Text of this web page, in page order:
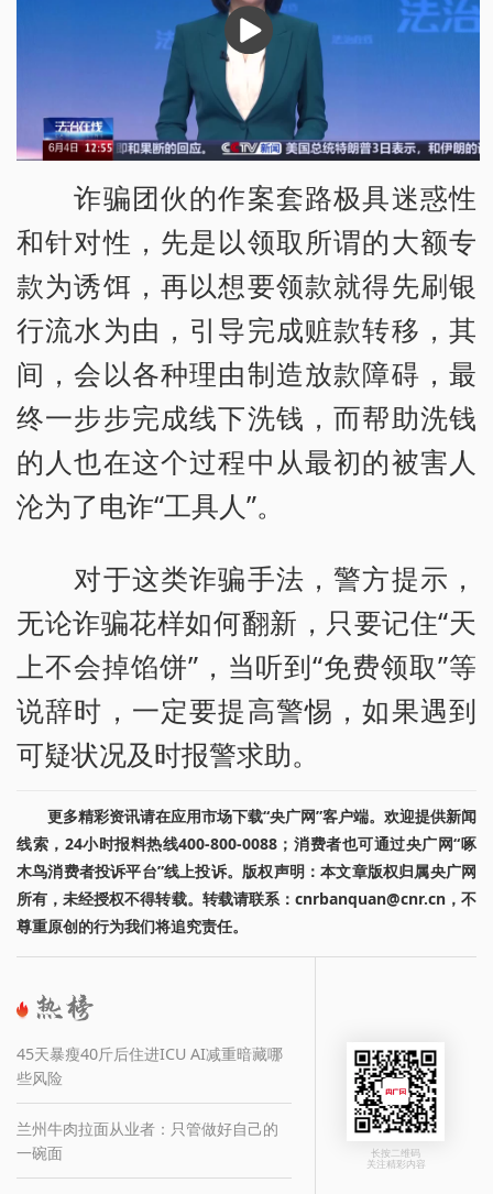
播
放
诈骗团伙的作案套路极具迷惑性
和针对性，先是以领取所谓的大额专
款为诱饵，再以想要领款就得先刷银
行流水为由，引导完成赃款转移，其
间，会以各种理由制造放款障碍，最
终一步步完成线下洗钱，而帮助洗钱
的人也在这个过程中从最初的被害人
沦为了电诈“工具人”。
对于这类诈骗手法，警方提示，
无论诈骗花样如何翻新，只要记住“天
上不会掉馅饼”，当听到“免费领取”等
说辞时，一定要提高警惕，如果遇到
可疑状况及时报警求助。
更多精彩资讯请在应用市场下载“央广网”客户端。欢迎提供新闻
线索，24小时报料热线400-800-0088；消费者也可通过央广网“啄
木鸟消费者投诉平台”线上投诉。版权声明：本文章版权归属央广网
所有，未经授权不得转载。转载请联系：cnrbanquan@cnr.cn，不
尊重原创的行为我们将追究责任。
45天暴瘦40斤后住进ICU AI减重暗藏哪
些风险
兰州牛肉拉面从业者：只管做好自己的
一碗面
长按二维码
关注精彩内容